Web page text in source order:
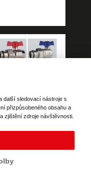
další sledovací nástroje s
přizpůsobeného obsahu a
zjištění zdroje návštěvnosti.